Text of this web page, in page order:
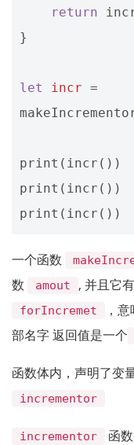
return
}
let incr =
print ( incr ())
print ( incr ())
print ( incr ())
一个函数
数
amout , 并且它
forIncremet
，
部名字 返回值是一个
函数体内，声明了变
incrementor
incrementor
函